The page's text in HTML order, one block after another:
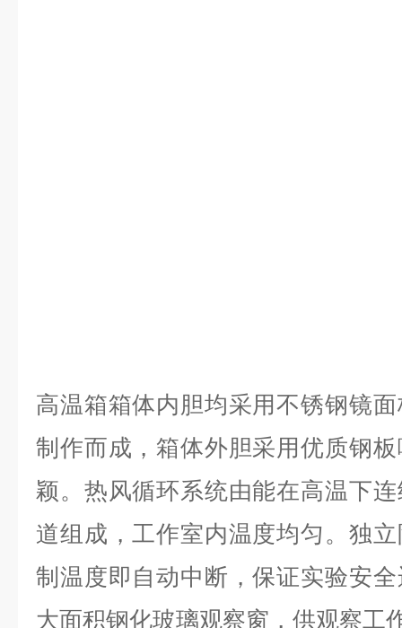
高温箱箱体内胆均采用不锈钢镜
制作而成，箱体外胆采用优质钢
颖。热风循环系统由能在高温下
道组成，工作室内温度均匀。独
制温度即自动中断，保证实验安
大面积钢化玻璃观察窗，供观察工